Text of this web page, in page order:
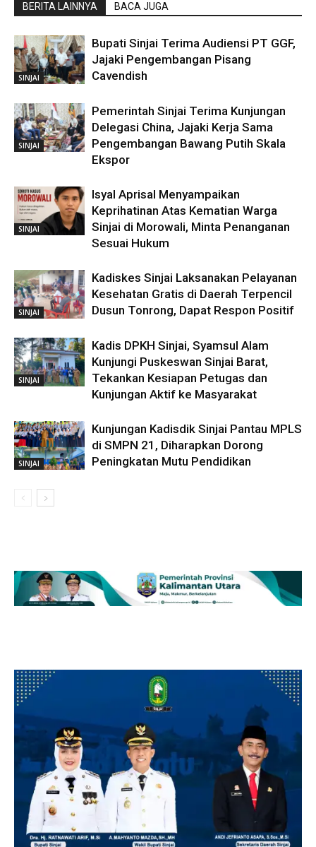
BERITA LAINNYA BACA JUGA
SINJAI
Bupati Sinjai Terima Audiensi PT GGF,
Jajaki Pengembangan Pisang
Cavendish
SINJAI
Pemerintah Sinjai Terima Kunjungan
Delegasi China, Jajaki Kerja Sama
Pengembangan Bawang Putih Skala
Ekspor
SINJAI
Isyal Aprisal Menyampaikan
Keprihatinan Atas Kematian Warga
Sinjai di Morowali, Minta Penanganan
Sesuai Hukum
SINJAI
Kadiskes Sinjai Laksanakan Pelayanan
Kesehatan Gratis di Daerah Terpencil
Dusun Tonrong, Dapat Respon Positif
SINJAI
Kadis DPKH Sinjai, Syamsul Alam
Kunjungi Puskeswan Sinjai Barat,
Tekankan Kesiapan Petugas dan
Kunjungan Aktif ke Masyarakat
SINJAI
Kunjungan Kadisdik Sinjai Pantau MPLS
di SMPN 21, Diharapkan Dorong
Peningkatan Mutu Pendidikan